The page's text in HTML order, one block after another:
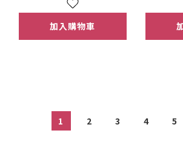
加入購物車
1 2 3 4 5